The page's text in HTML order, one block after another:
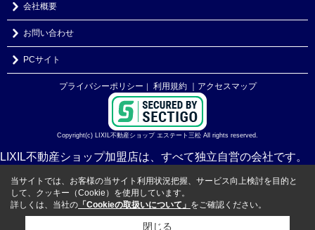
会社概要
お問い合わせ
PCサイト
プライバシーポリシー ｜ 利用規約 ｜アクセスマップ
Copyright(c) LIXIL不動産ショップ エステート三松 All rights reserved.
LIXIL不動産ショップ加盟店は、すべて独立自営の会社です。
当サイトでは、お客様の当サイト利用状況把握、サービス向上検討を目的と
して、クッキー（Cookie）を使用しています。
詳しくは、当社の 「Cookieの取扱いについて」 をご確認ください。
閉じる